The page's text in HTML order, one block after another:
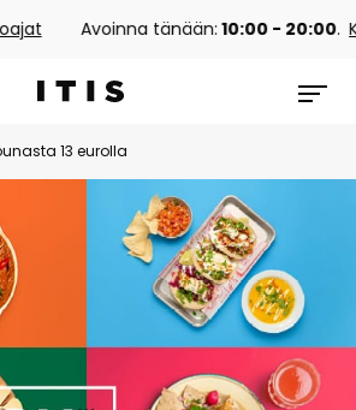
Avoinna tänään:10:00 - 20:00. Katso
13 eurolla